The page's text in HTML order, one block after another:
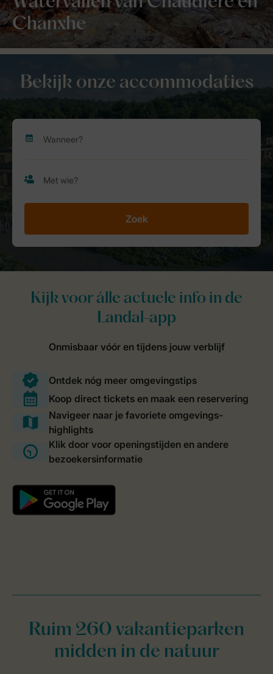
Chanxhe
Bekijk onze accommodaties
Zoek
Ruim 260 vakantieparken
midden in de natuur